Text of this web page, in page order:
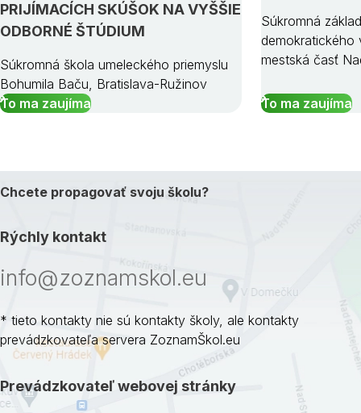
PRIJÍMACÍCH SKÚŠOK NA VYŠŠIE
ODBORNÉ ŠTÚDIUM
Súkromná škola umeleckého priemyslu
Bohumila Baču, Bratislava-Ružinov
To ma zaujíma
Súkromná
demokratického
mestská časť
To ma zaujíma
Chcete propagovať svoju školu?
Rýchly kontakt
info@zoznamskol.eu
* tieto kontakty nie sú kontakty školy, ale kontakty
prevádzkovateľa servera ZoznamŠkol.eu
Prevádzkovateľ webovej stránky